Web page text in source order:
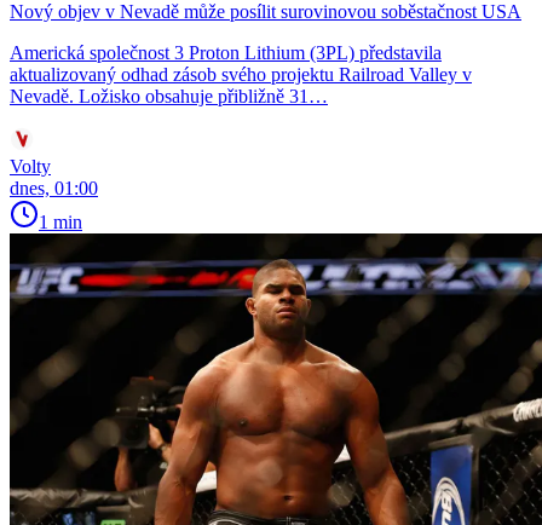
Nový objev v Nevadě může posílit surovinovou soběstačnost USA
Americká společnost 3 Proton Lithium (3PL) představila
aktualizovaný odhad zásob svého projektu Railroad Valley v
Nevadě. Ložisko obsahuje přibližně 31…
Volty
dnes, 01:00
1 min